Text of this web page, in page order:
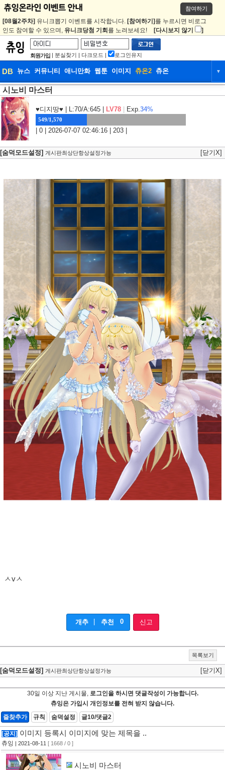
참여하기
[08월2주차] 유니크뽑기 이벤트를 시작합니다. [참여하기] 를 누르시면 비로그
인도 참여할 수 있으며, 유니크당첨 기회 를 노려보세요! [다시보지 않기 ]
회원가입 | 분실찾기 | 다크모드 | 로그인유지
DB 뉴스 커뮤니티 애니만화 웹툰 이미지 츄온2 츄온 ▼
DB
웹툰 이미지 츄온2
시노비 마스터
♥디지땅♥ | L:70/A:645 | LV78 Exp.34%
549/1,570
| 0 | 2026-07-07 02:46:16 | 203 |
[숨덕모드설정] 게시판최상단항상설정가능 [닫기X]
ㅅvㅅ
개추 | 추천 0 신고
목록보기
[숨덕모드설정] 게시판최상단항상설정가능 [닫기X]
30일 이상 지난 게시물,
로그인을 하시면 댓글작성이 가능합니다.
츄잉은 가입시 개인정보를 전혀 받지 않습니다.
즐찾추가
규칙 숨덕설정 글10/댓글2
[공지] 이미지 등록시 이미지에 맞는 제목을 ..
츄잉 | 2021-08-11 [ 1668 / 0 ]
시노비 마스터